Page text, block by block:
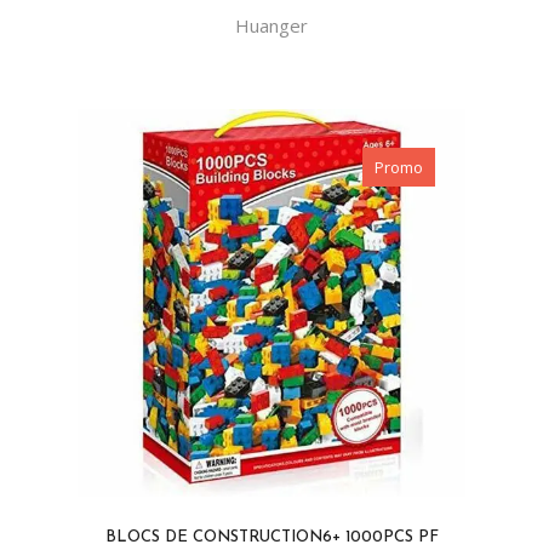
Huanger
Promo
BLOCS DE CONSTRUCTION6+ 1000PCS PF